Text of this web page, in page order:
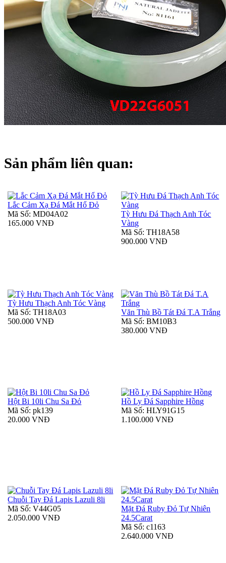
Sản phẩm liên quan:
Lắc Cảm Xạ Đá Mắt Hổ Đỏ
Mã Số: MD04A02
165.000 VNĐ
Tỳ Hưu Đá Thạch Anh Tóc
Vàng
Mã Số: TH18A58
900.000 VNĐ
Tỳ Hưu Thạch Anh Tóc Vàng
Mã Số: TH18A03
500.000 VNĐ
Văn Thù Bồ Tát Đá T.A Trắng
Mã Số: BM10B3
380.000 VNĐ
Hột Bi 10li Chu Sa Đỏ
Mã Số: pk139
20.000 VNĐ
Hồ Ly Đá Sapphire Hồng
Mã Số: HLY91G15
1.100.000 VNĐ
Chuỗi Tay Đá Lapis Lazuli 8li
Mã Số: V44G05
2.050.000 VNĐ
Mặt Đá Ruby Đỏ Tự Nhiên
24.5Carat
Mã Số: c1163
2.640.000 VNĐ